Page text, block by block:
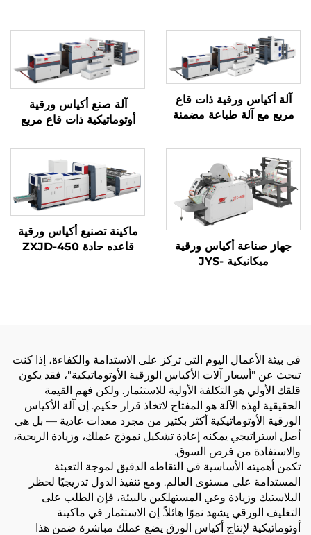
آلة أكياس ورقية ذات قاع
مربع مع آلة طباعة مضمنة
آلة صنع أكياس ورقية
أوتوماتيكية ذات قاع مربع
جهاز صناعة أكياس ورقية
ميكانيكية JYS-
ماكينة تصنيع أكياس ورقية
قاعده حادة ZXJD-450
في بيئة الأعمال اليوم التي تركز على الاستدامة والكفاءة، إذا كنت
تبحث عن "أسعار آلات الأكياس الورقية الأوتوماتيكية"، فقد يكون
قلقك الأولي هو التكلفة الأولية للاستثمار. ولكن فهم القيمة
الحقيقية لهذه الآلة هو المفتاح لاتخاذ قرار حكيم. إن آلة الأكياس
الورقية الأوتوماتيكية أكثر بكثير من مجرد معدات عادية — بل هي
أصل استراتيجي يمكنه إعادة تشكيل نموذج عملك، وزيادة الربحية،
والاستفادة من فرص السوق.
تكمن أهميته الأساسية في التقاطه الدقيق لموجة التعبئة
المستدامة على مستوى العالم. ومع تنفيذ الدول تدريجيًا لحظر
البلاستيك وزيادة وعي المستهلكين بالبيئة، فإن الطلب على
التغليف الورقي يشهد نموًا هائلاً. إن الاستثمار في ماكينة
أوتوماتيكية لإنتاج أكياس الورق يضع عملك مباشرة ضمن هذا